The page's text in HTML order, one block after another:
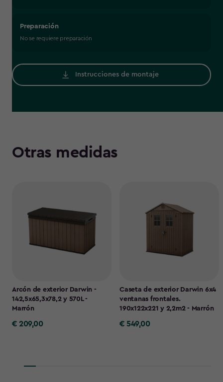
Preparación
No se requiere preparación
Instrucciones de montaje
Otras medidas
Arcón de exterior Darwin -
142,5x65,3x78,2 y 570L -
Marrón
€
€ 209,00
Caseta de exterior Darwin 6x4
ventanas frontales.
190x122x221 y 2,2m2 - Marrón
€
€ 549,00